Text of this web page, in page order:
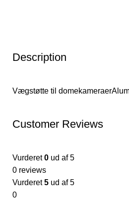
Description
Vægstøtte til
Customer Reviews
Vurderet0 ud af 5
0 reviews
Vurderet5 ud af 5
0